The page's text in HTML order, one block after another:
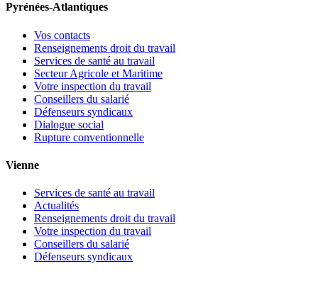
Pyrénées-Atlantiques
Vos contacts
Renseignements droit du travail
Services de santé au travail
Secteur Agricole et Maritime
Votre inspection du travail
Conseillers du salarié
Défenseurs syndicaux
Dialogue social
Rupture conventionnelle
Vienne
Services de santé au travail
Actualités
Renseignements droit du travail
Votre inspection du travail
Conseillers du salarié
Défenseurs syndicaux